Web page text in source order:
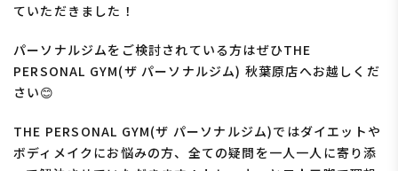
ていただきました！
パーソナルジムをご検討されている方はぜひTHE
PERSONAL GYM(ザ パーソナルジム) 秋葉原店へお越しくだ
さい😊
THE PERSONAL GYM(ザ パーソナルジム)ではダイエットや
ボディメイクにお悩みの方、全ての疑問を一人一人に寄り添